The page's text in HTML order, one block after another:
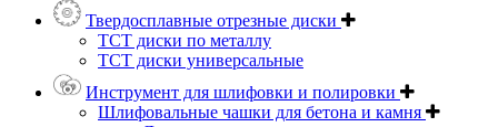
Твердосплавные отрезные диски
ТСТ диски по металлу
ТСТ диски универсальные
Инструмент для шлифовки и полировки
Шлифовальные чашки для бетона и камня